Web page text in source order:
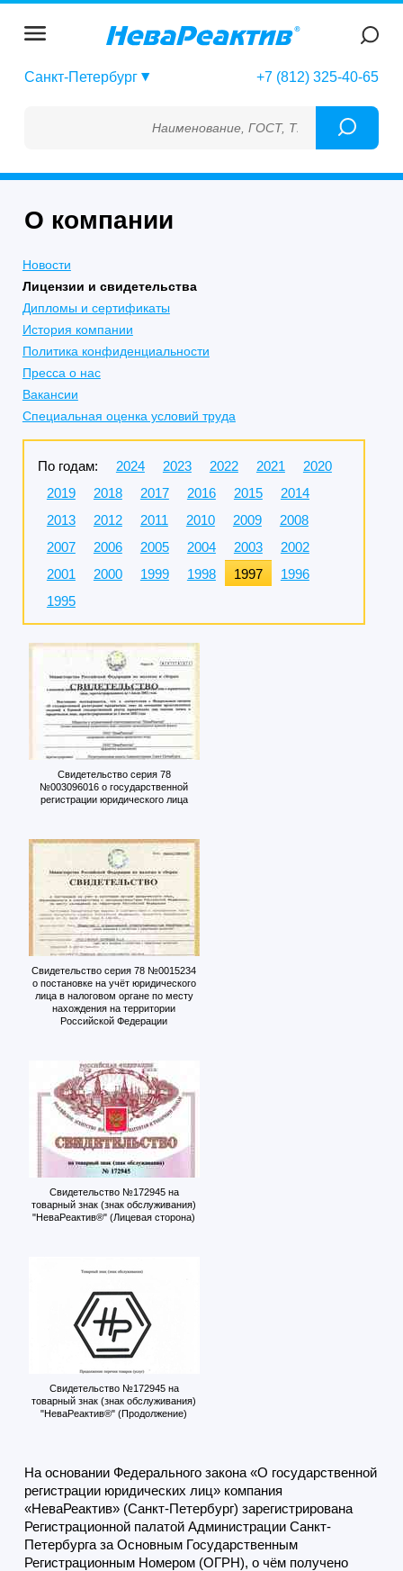
Санкт-Петербург +7 (812) 325-40-65
Наименование, ГОСТ, ТУ, ГСО, МСО, ОСО,
О компании
Новости
Лицензии и свидетельства
Дипломы и сертификаты
История компании
Политика конфиденциальности
Пресса о нас
Вакансии
Специальная оценка условий труда
По годам: 2024 2023 2022 2021
2020
2019
2018 2017 2016 2015
2014
2013
2012 2011 2010 2009
2008
2007
2006 2005 2004 2003
2002
2001
2000 1999 1998 1997
1996
1995
Свидетельство серия 78
№003096016 о государственной
регистрации юридического лица
Свидетельство серия 78 №0015234
о постановке на учёт юридического
лица в налоговом органе по месту
нахождения на территории
Российской Федерации
Свидетельство №172945 на
товарный знак (знак обслуживания)
"НеваРеактив®" (Лицевая сторона)
Свидетельство №172945 на
товарный знак (знак обслуживания)
"НеваРеактив®" (Продолжение)
На основании Федерального закона «О государственной
регистрации юридических лиц» компания
«НеваРеактив» (Санкт-Петербург) зарегистрирована
Регистрационной палатой Администрации Санкт-
Петербурга за Основным Государственным
Регистрационным Номером (ОГРН), о чём получено